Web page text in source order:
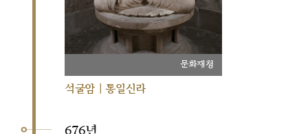
문화재청
석굴암 | 통일신라